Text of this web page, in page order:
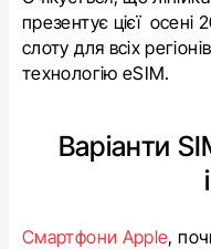
презентує цієї
слоту для всіх
технологію eSIM.
Варіанти
Смартфони Apple,